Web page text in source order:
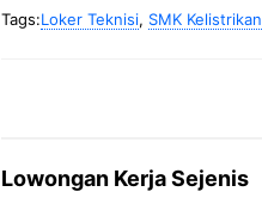
Tags:Loker Teknisi, SMK Kelistrikan
Lowongan Kerja Sejenis